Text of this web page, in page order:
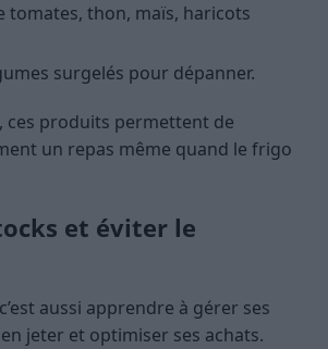
tomates, thon, maïs, haricots
surgelés pour dépanner.
ces produits permettent de
un repas même quand le frigo
et éviter le
aussi apprendre à gérer ses
jeter et optimiser ses achats.